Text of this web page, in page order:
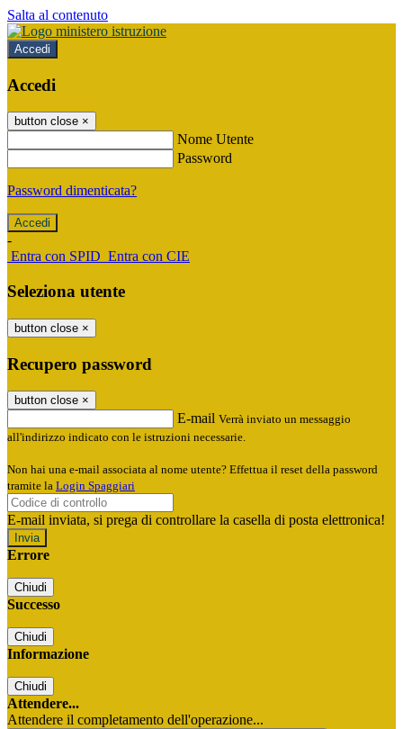
Salta al contenuto
Accedi
Accedi
button close ×
Nome Utente
Password
Password dimenticata?
-
Entra con SPID Entra con CIE
Seleziona utente
button close ×
Recupero password
button close ×
E-mail Verrà inviato un messaggio
all'indirizzo indicato con le istruzioni necessarie.
Non hai una e-mail associata al nome utente? Effettua il reset della password
tramite la Login Spaggiari
E-mail inviata, si prega di controllare la casella di posta elettronica!
Errore
Chiudi
Successo
Chiudi
Informazione
Chiudi
Attendere...
Attendere il completamento dell'operazione...